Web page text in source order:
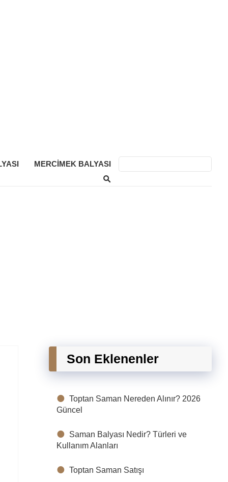
MERCIMEK BALYASI
Son Eklenenler
Toptan Saman Nereden Alınır? 2026
Güncel
Saman Balyası Nedir? Türleri ve
Kullanım Alanları
Toptan Saman Satışı